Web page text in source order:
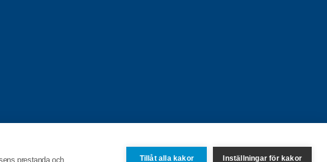
prestanda och Tillåt alla kakor Inställningar för kakor